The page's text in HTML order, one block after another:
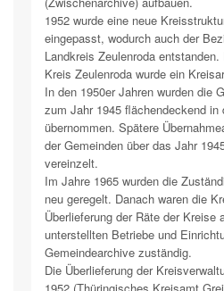
1952 wurde eine neue
eingepasst, wodurch auch der
Landkreis Zeulenroda
Kreis Zeulenroda wurde ein
In den 1950er Jahren wurden die
zum Jahr 1945 flächendeckend in
übernommen. Spätere
der Gemeinden über das Jahr
vereinzelt.
Im Jahre 1965 wurden die
neu geregelt. Danach waren die
Überlieferung der Räte der Kreise
unterstellten Betriebe und
Gemeindearchive zuständig.
Die Überlieferung der